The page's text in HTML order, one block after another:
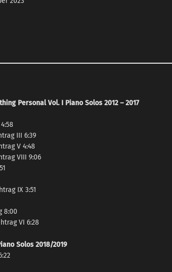
Personal Vol. I Piano Solos 2012 – 2017
III 6:39
V 4:48
VIII 9:06
IX 3:51
8:00
VI 6:28
Solos 2018/2019